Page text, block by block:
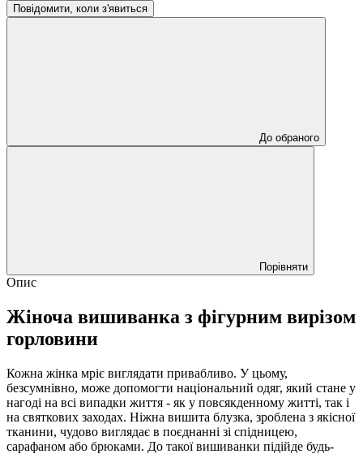
Повідомити, коли з'явиться
До обраного
Порівняти
Опис
Жіноча вишиванка з фігурним вирізом
горловини
Кожна жінка мріє виглядати привабливо. У цьому,
безсумнівно, може допомогти національний одяг, який стане у
нагоді на всі випадки життя - як у повсякденному житті, так і
на святкових заходах. Ніжна вишита блузка, зроблена з якісної
тканини, чудово виглядає в поєднанні зі спідницею,
сарафаном або брюками. До такої вишиванки підійде будь-